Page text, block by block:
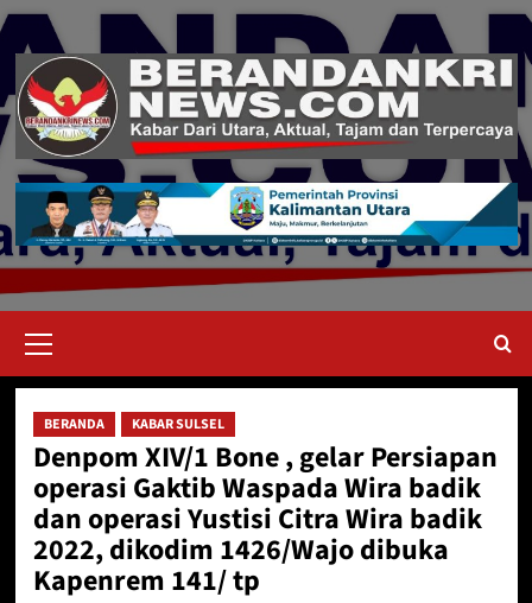
Skip
content
Menu
BERANDA KABAR SULSEL
Denpom XIV/1 Bone , gelar Persiapan
operasi Gaktib Waspada Wira badik
dan operasi Yustisi Citra Wira badik
2022, dikodim 1426/Wajo dibuka
Kapenrem 141/ tp